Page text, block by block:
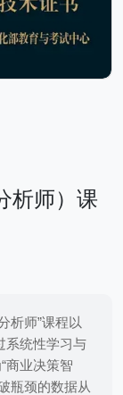
析师）课
析师”课程以
系统性学习与
商业决策智
瓶颈的数据从